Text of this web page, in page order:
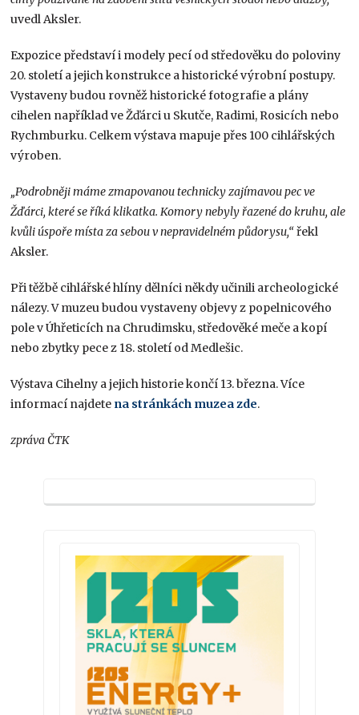
uvedl Aksler.
Expozice představí i modely pecí od středověku do poloviny
20. století a jejich konstrukce a historické výrobní postupy.
Vystaveny budou rovněž historické fotografie a plány
cihelen například ve Žďárci u Skutče, Radimi, Rosicích nebo
Rychmburku. Celkem výstava mapuje přes 100 cihlářských
výroben.
„Podrobněji máme zmapovanou technicky zajímavou pec ve
Žďárci, které se říká klikatka. Komory nebyly řazené do kruhu, ale
kvůli úspoře místa za sebou v nepravidelném půdorysu,“řekl
Aksler.
Při těžbě cihlářské hlíny dělníci někdy učinili archeologické
nálezy. V muzeu budou vystaveny objevy z popelnicového
pole v Úhřeticích na Chrudimsku, středověké meče a kopí
nebo zbytky pece z 18. století od Medlešic.
Výstava Cihelny a jejich historie končí 13. března. Více
informací najdete na stránkách muzea zde.
zpráva ČTK